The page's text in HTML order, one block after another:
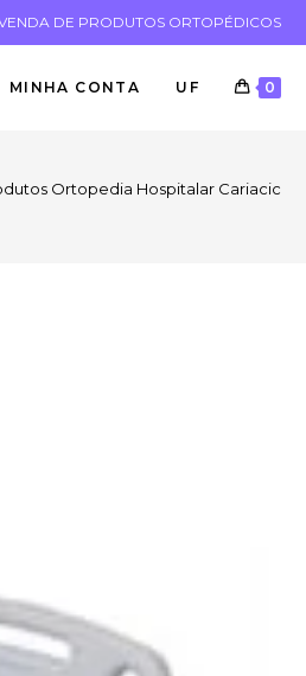
DE PRODUTOS ORTOPÉDICOS
MINHA CONTA UF 0
Ortopedia Hospitalar Cariacica ES